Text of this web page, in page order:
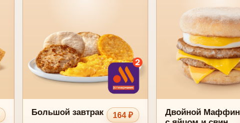
Большой завтрак 164 ₽
Двойной Маффин